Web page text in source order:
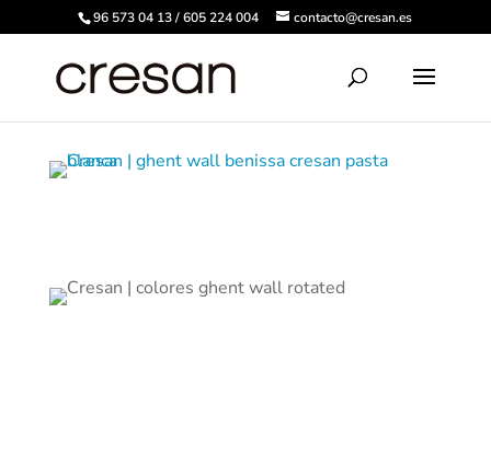
96 573 04 13 / 605 224 004 contacto@cresan.es